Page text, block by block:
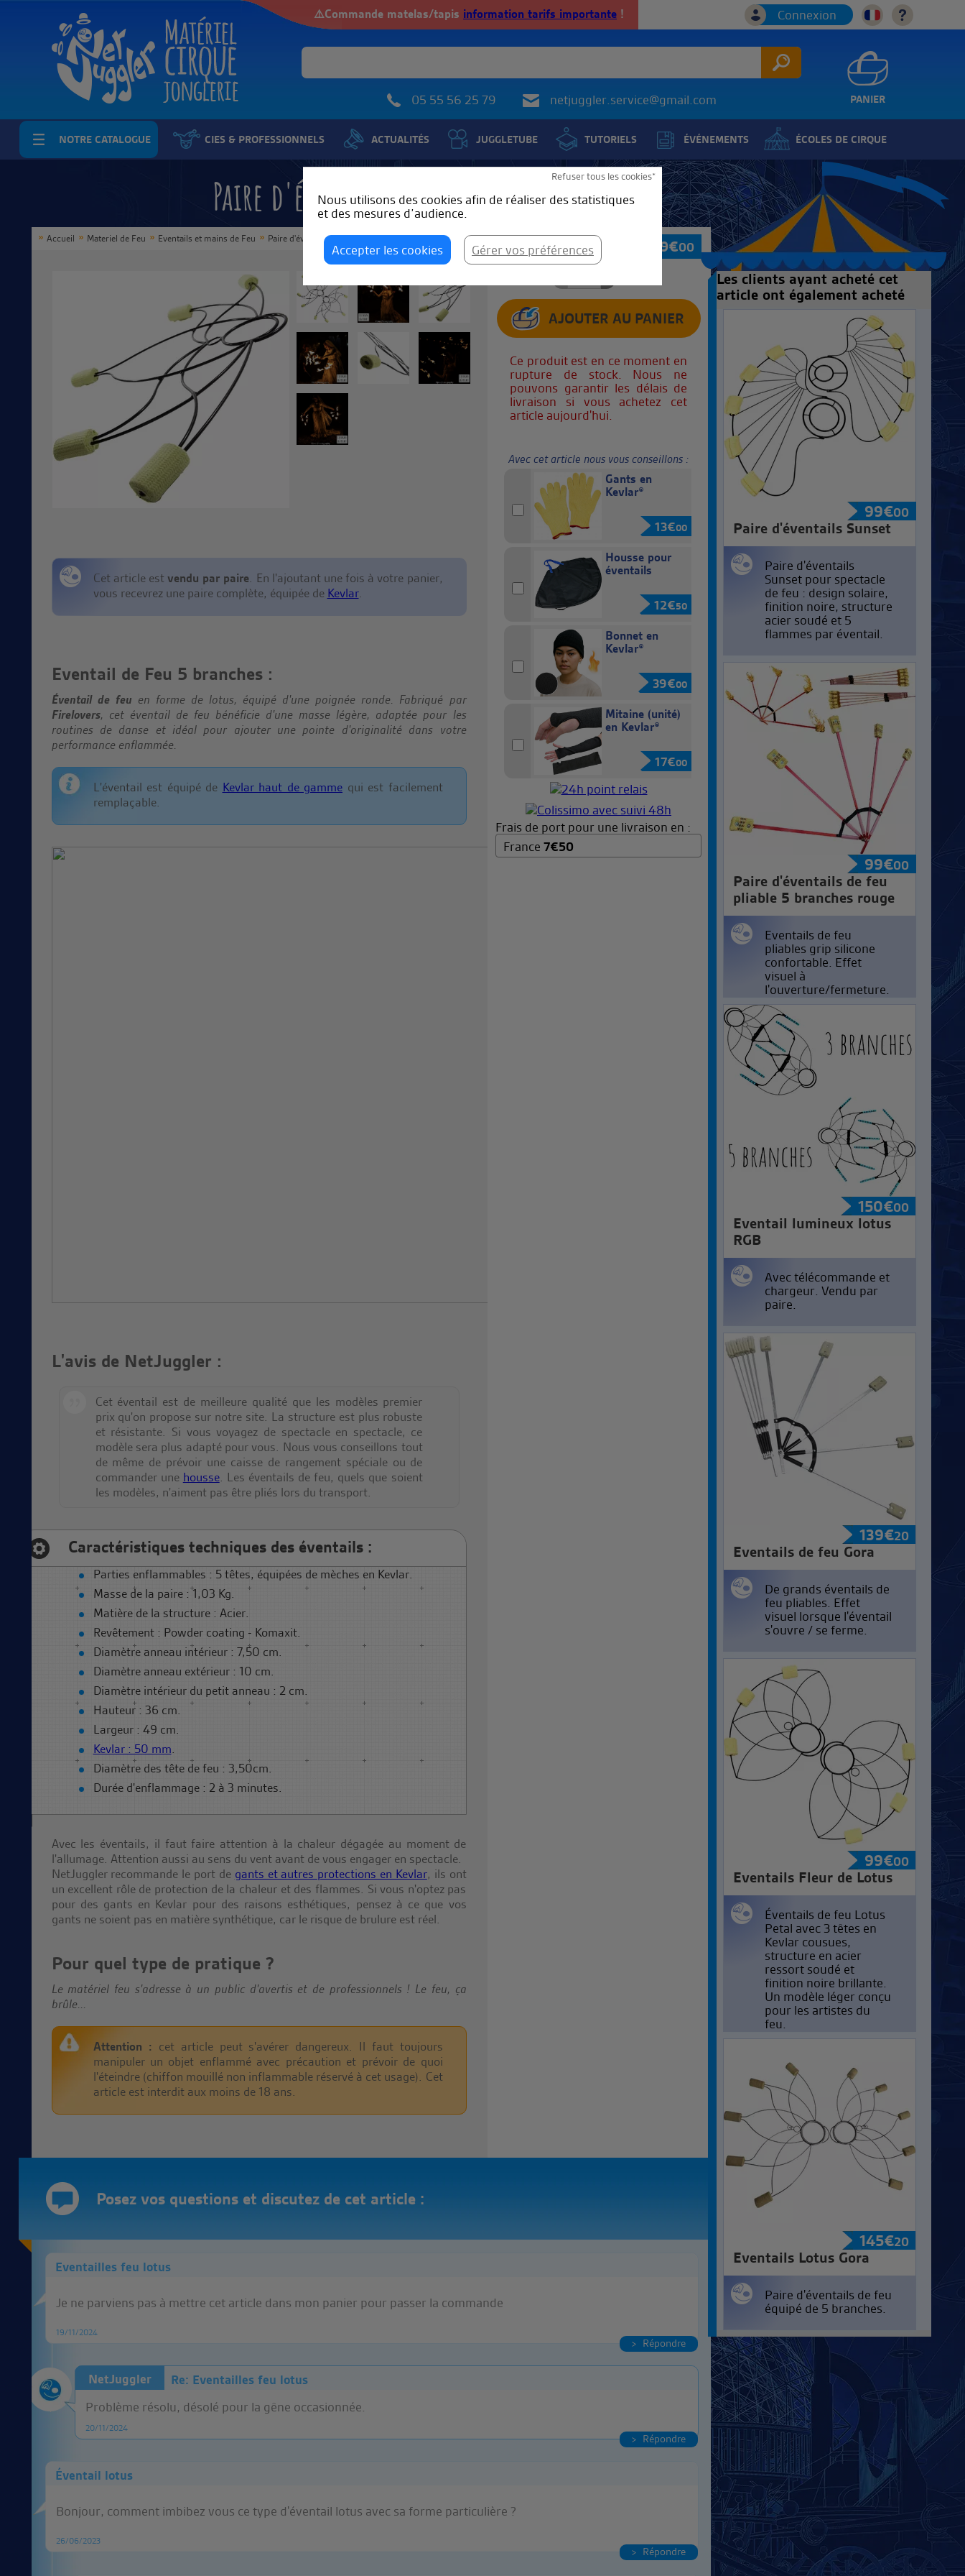
Refuser tous les cookies*
Nous utilisons des cookies afin de réaliser des statistiques
et des mesures d’audience.
Accepter les cookies Gérer vos préférences
⚠️Commande matelas/tapis information tarifs importante !
05 55 56 25 79 netjuggler.service@gmail.com PANIER
NOTRE CATALOGUE CIES & PROFESSIONNELS ACTUALITÉS JUGGLETUBE TUTORIELS ÉVÉNEMENTS ÉCOLES DE CIRQUE
Paire d'éventails de feu Lotus
Accueil Materiel de Feu Eventails et mains de Feu Paire d'éventails Lotus TARIF 99€00
Ce produit est en ce moment en
rupture de stock. Nous ne
pouvons garantir les délais de
livraison si vous achetez cet
article aujourd'hui.
Avec cet article nous vous conseillons :
Gants en
Kevlar®
13€00
Housse pour
éventails
12€50
Bonnet en
Kevlar®
39€00
Mitaine (unité)
en Kevlar®
17€00
Frais de port pour une livraison en :
France 7€50
Cet article est vendu par paire. En l'ajoutant une fois à votre panier,
vous recevrez une paire complète, équipée de Kevlar.
Eventail de Feu 5 branches :
Éventail de feu en forme de lotus, équipé d'une poignée ronde. Fabriqué par
Firelovers, cet éventail de feu bénéficie d'une masse légère, adaptée pour les
routines de danse et idéal pour ajouter une pointe d'originalité dans votre
performance enflammée.
L'éventail est équipé de Kevlar haut de gamme qui est facilement
remplaçable.
L'avis de NetJuggler :
Cet éventail est de meilleure qualité que les modèles premier
prix qu'on propose sur notre site. La structure est plus robuste
et résistante. Si vous voyagez de spectacle en spectacle, ce
modèle sera plus adapté pour vous. Nous vous conseillons tout
de même de prévoir une caisse de rangement spéciale ou de
commander une housse. Les éventails de feu, quels que soient
les modèles, n'aiment pas être pliés lors du transport.
Caractéristiques techniques des éventails :
Parties enflammables : 5 têtes, équipées de mèches en Kevlar.
Masse de la paire : 1,03 Kg.
Matière de la structure : Acier.
Revêtement : Powder coating - Komaxit.
Diamètre anneau intérieur : 7,50 cm.
Diamètre anneau extérieur : 10 cm.
Diamètre intérieur du petit anneau : 2 cm.
Hauteur : 36 cm.
Largeur : 49 cm.
Kevlar : 50 mm.
Diamètre des tête de feu : 3,50cm.
Durée d'enflammage : 2 à 3 minutes.
Avec les éventails, il faut faire attention à la chaleur dégagée au moment de
l'allumage. Attention aussi au sens du vent avant de vous engager en spectacle.
NetJuggler recommande le port de gants et autres protections en Kevlar, ils ont
un excellent rôle de protection de la chaleur et des flammes. Si vous n'optez pas
pour des gants en Kevlar pour des raisons esthétiques, pensez à ce que vos
gants ne soient pas en matière synthétique, car le risque de brulure est réel.
Pour quel type de pratique ?
Le matériel feu s'adresse à un public d'avertis et de professionnels ! Le feu, ça
brûle...
Attention : cet article peut s'avérer dangereux. Il faut toujours
manipuler un objet enflammé avec précaution et prévoir de quoi
l'éteindre (chiffon mouillé non inflammable réservé à cet usage). Cet
article est interdit aux moins de 18 ans.
Posez vos questions et discutez de cet article :
Répondre
Eventailles feu lotus
Je ne parviens pas à mettre cet article dans mon panier pour passer la commande
19/11/2024
NetJuggler
Répondre
Re: Eventailles feu lotus
Problème résolu, désolé pour la gêne occasionnée.
20/11/2024
Répondre
Éventail lotus
Bonjour, comment imbibez vous ce type d'éventail lotus avec sa forme particulière ?
26/06/2023
Les clients ayant acheté cet
article ont également acheté
99€00
Paire d'éventails Sunset
Paire d'éventails
Sunset pour spectacle
de feu : design solaire,
finition noire, structure
acier soudé et 5
flammes par éventail.
99€00
Paire d'éventails de feu
pliable 5 branches rouge
Eventails de feu
pliables grip silicone
confortable. Effet
visuel à
l'ouverture/fermeture.
150€00
Eventail lumineux lotus
RGB
Avec télécommande et
chargeur. Vendu par
paire.
139€20
Eventails de feu Gora
De grands éventails de
feu pliables. Effet
visuel lorsque l'éventail
s'ouvre / se ferme.
99€00
Eventails Fleur de Lotus
Éventails de feu Lotus
Petal avec 3 têtes en
Kevlar cousues,
structure en acier
ressort soudé et
finition noire brillante.
Un modèle léger conçu
pour les artistes du
feu.
145€20
Eventails Lotus Gora
Paire d'éventails de feu
équipé de 5 branches.
Connexion